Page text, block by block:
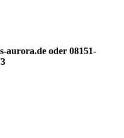
aurora.de oder 08151-